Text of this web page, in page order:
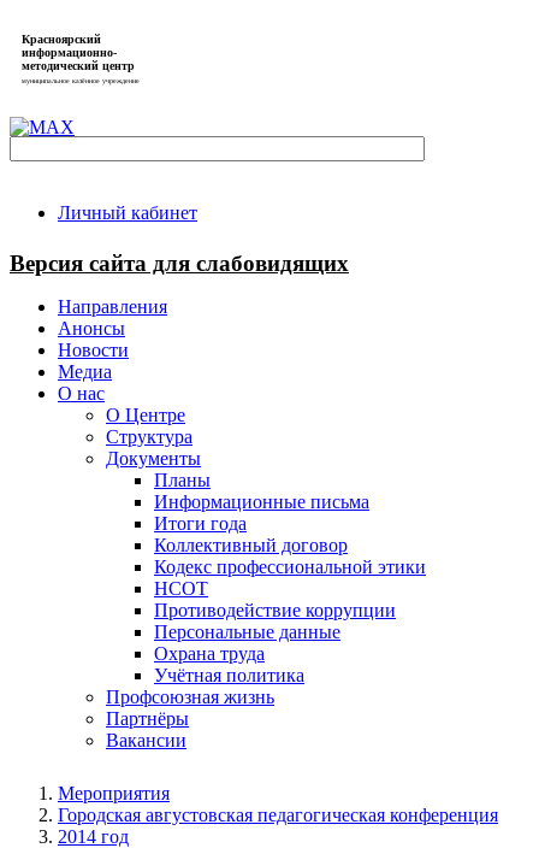
Красноярский
информационно-
методический центр
муниципальное казённое учреждение
Личный кабинет
Версия сайта для слабовидящих
Направления
Анонсы
Новости
Медиа
О нас
О Центре
Структура
Документы
Планы
Информационные письма
Итоги года
Коллективный договор
Кодекс профессиональной этики
НСОТ
Противодействие коррупции
Персональные данные
Охрана труда
Учётная политика
Профсоюзная жизнь
Партнёры
Вакансии
Мероприятия
Городская августовская педагогическая конференция
2014 год